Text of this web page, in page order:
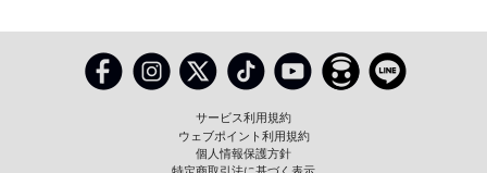
サービス利用規約
ウェブポイント利用規約
個人情報保護方針